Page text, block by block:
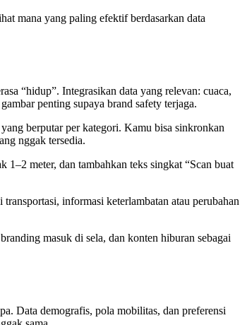
mana yang paling efektif berdasarkan data
“hidup”. Integrasikan data yang relevan: cuaca,
penting supaya brand safety terjaga.
berputar per kategori. Kamu bisa sinkronkan
nggak tersedia.
meter, dan tambahkan teks singkat “Scan buat
informasi keterlambatan atau perubahan
masuk di sela, dan konten hiburan sebagai
Data demografis, pola mobilitas, dan preferensi